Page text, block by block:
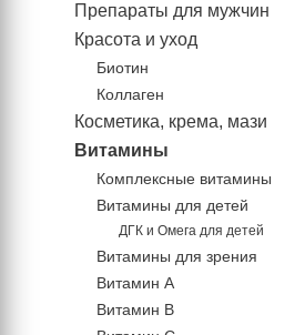
Препараты для мужчин
Красота и уход
Биотин
Коллаген
Косметика, крема, мази
Витамины
Комплексные витамины
Витамины для детей
ДГК и Омега для детей
Витамины для зрения
Витамин А
Витамин В